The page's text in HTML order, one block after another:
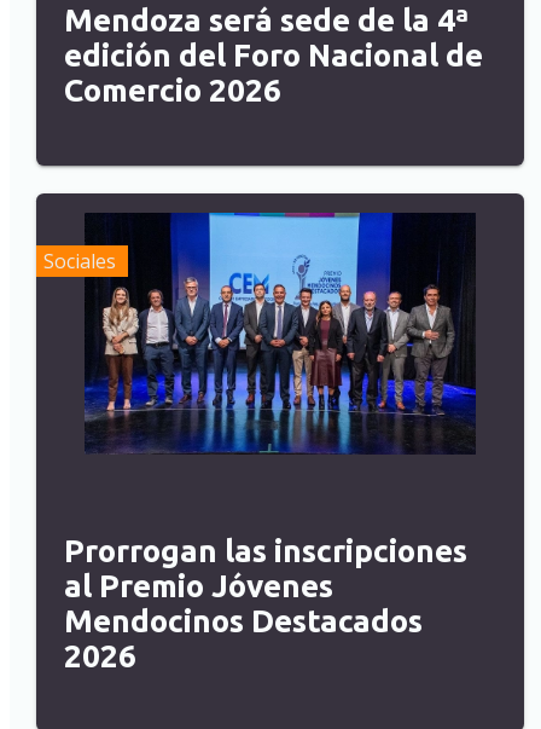
Mendoza será sede de la 4ª
edición del Foro Nacional de
Comercio 2026
Sociales
Prorrogan las inscripciones
al Premio Jóvenes
Mendocinos Destacados
2026